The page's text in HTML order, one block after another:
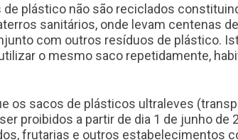
de plástico não são reciclados
sanitários, onde levam centenas
com outros resíduos de plástico.
o mesmo saco repetidamente,
os sacos de plásticos ultraleves
proibidos a partir de dia 1 de junho de
frutarias e outros estabelecimentos